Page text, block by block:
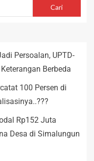
Persoalan, UPTD-
Berbeda
100 Persen di
Rp152 Juta
Desa di Simalungun